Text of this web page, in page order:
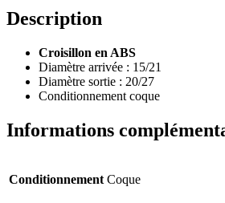
Description
Croisillon en ABS
Diamètre arrivée : 15/21
Diamètre sortie : 20/27
Conditionnement coque
Informations
Conditionnement Coque